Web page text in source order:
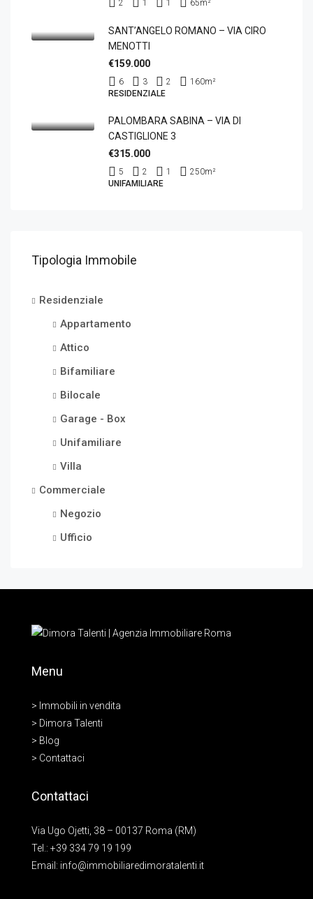
2 1 1 65m²
SANT’ANGELO ROMANO – VIA CIRO
MENOTTI
€159.000
6 3 2 160m²
RESIDENZIALE
PALOMBARA SABINA – VIA DI
CASTIGLIONE 3
€315.000
5 2 1 250m²
UNIFAMILIARE
Tipologia Immobile
Residenziale
Appartamento
Attico
Bifamiliare
Bilocale
Garage - Box
Unifamiliare
Villa
Commerciale
Negozio
Ufficio
Menu
> Immobili in vendita
> Dimora Talenti
> Blog
> Contattaci
Contattaci
Via Ugo Ojetti, 38 – 00137 Roma (RM)
Tel.: +39 334 79 19 199
Email: info@immobiliaredimoratalenti.it